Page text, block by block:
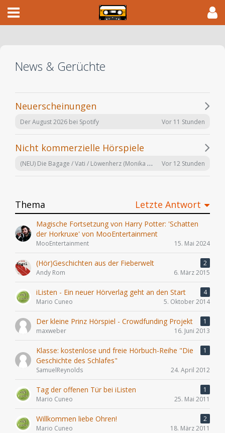
News & Gerüchte
Neuerscheinungen
Der August 2026 bei Spotify Vor 11 Stunden
Nicht kommerzielle Hörspiele
(NEU) Die Bagage / Vati / Löwenherz (Monika Helfer) hr 2024 Vor 12 Stunden
Thema Letzte Antwort
Magische Fortsetzung von Harry Potter: 'Schatten
der Horkruxe' von MooEntertainment
MooEntertainment 15. Mai 2024
(Hör)Geschichten aus der Fieberwelt
2
Andy Rom
6. März 2015
iListen - Ein neuer Hörverlag geht an den Start
4
Mario Cuneo
5. Oktober 2014
Der kleine Prinz Hörspiel - Crowdfunding Projekt
1
maxweber
16. Juni 2013
Klasse: kostenlose und freie Hörbuch-Reihe "Die
Geschichte des Schlafes"
1
SamuelReynolds 24. April 2012
Tag der offenen Tür bei iListen
1
Mario Cuneo
25. Mai 2011
Willkommen liebe Ohren!
2
Mario Cuneo
18. März 2011